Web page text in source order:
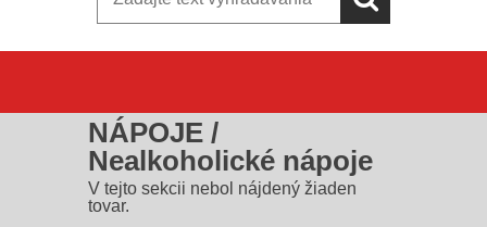
NÁPOJE /
Nealkoholické nápoje
V tejto sekcii nebol nájdený žiaden
tovar.